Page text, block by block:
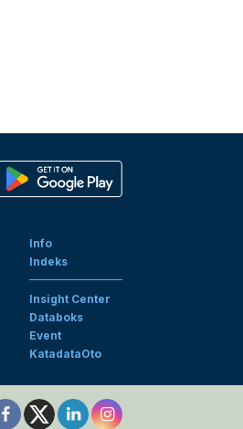
Info
Indeks
Insight Center
Databoks
Event
KatadataOto